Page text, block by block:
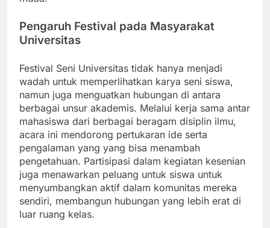
Pengaruh Festival pada Masyarakat
Universitas
Festival Seni Universitas tidak hanya menjadi
wadah untuk memperlihatkan karya seni siswa,
namun juga menguatkan hubungan di antara
berbagai unsur akademis. Melalui kerja sama antar
mahasiswa dari berbagai beragam disiplin ilmu,
acara ini mendorong pertukaran ide serta
pengalaman yang yang bisa menambah
pengetahuan. Partisipasi dalam kegiatan kesenian
juga menawarkan peluang untuk siswa untuk
menyumbangkan aktif dalam komunitas mereka
sendiri, membangun hubungan yang lebih erat di
luar ruang kelas.